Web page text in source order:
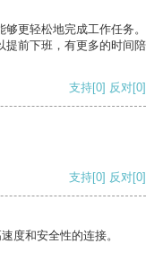
更轻松地完成工作任务。
提前下班，有更多的时间陪
支持[0] 反对[0]
支持[0] 反对[0]
度和安全性的连接。